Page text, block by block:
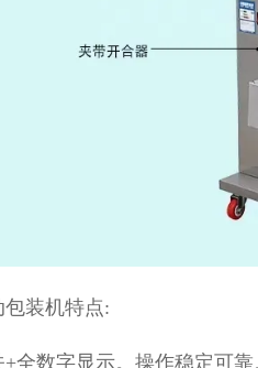
装机特点:
数字显示。操作稳定可靠